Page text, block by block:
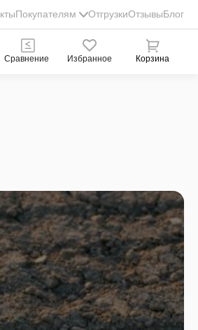
Покупателям ОтгрузкиОтзывыБлог
Сравнение Избранное Корзина